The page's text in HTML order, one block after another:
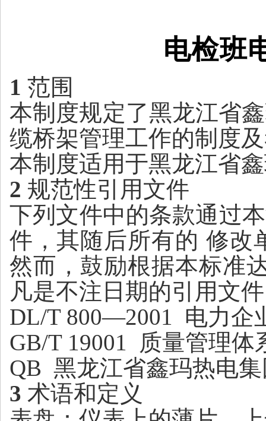
电检班
1 范围
本制度规定了黑龙江省
缆桥架管理工作的制度
本制度适用于黑龙江省
2 规范性引用文件
下列文件中的条款通过
件 ， 其随后所有的 修改
然而 ， 鼓励根据本标准
凡是不注日期的引用文
DL/T 800—2001
电力企
GB/T 19001
质量管理体
QB 黑龙江省鑫玛热电
3 术语和定义